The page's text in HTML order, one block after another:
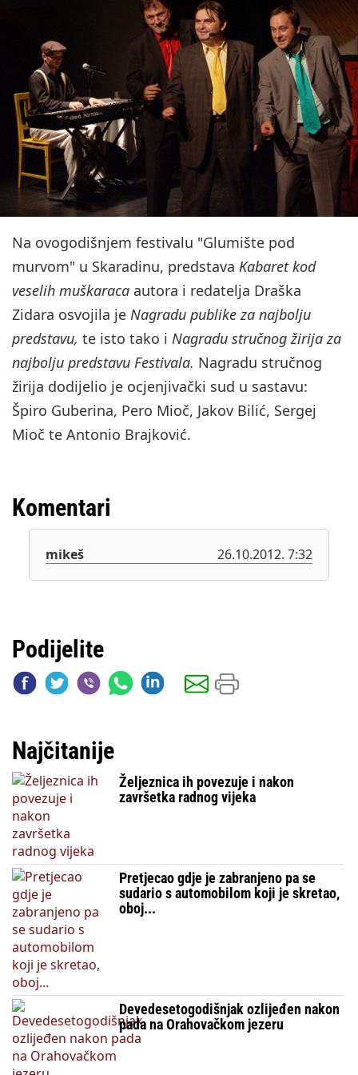
Na ovogodišnjem festivalu "Glumište pod
murvom" u Skaradinu, predstava Kabaret kod
veselih muškaraca autora i redatelja Draška
Zidara osvojila je Nagradu publike za najbolju
predstavu, te isto tako i Nagradu stručnog žirija za
najbolju predstavu Festivala. Nagradu stručnog
žirija dodijelio je ocjenjivački sud u sastavu:
Špiro Guberina, Pero Mioč, Jakov Bilić, Sergej
Mioč te Antonio Brajković.
Komentari
mikeš 26.10.2012. 7:32
Podijelite
Najčitanije
Željeznica ih povezuje i nakon
završetka radnog vijeka
Pretjecao gdje je zabranjeno pa se
sudario s automobilom koji je skretao,
oboj...
Devedesetogodišnjak ozlijeđen nakon
pada na Orahovačkom jezeru